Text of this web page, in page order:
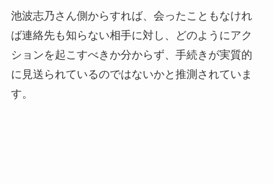
池波志乃さん側からすれば、会ったこともなけれ
ば連絡先も知らない相手に対し、どのようにアク
ションを起こすべきか分からず、手続きが実質的
に見送られているのではないかと推測されていま
す。